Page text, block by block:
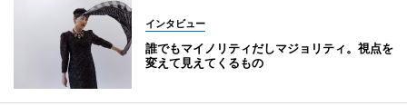
インタビュー
誰でもマイノリティだしマジョリティ。視点を
変えて見えてくるもの